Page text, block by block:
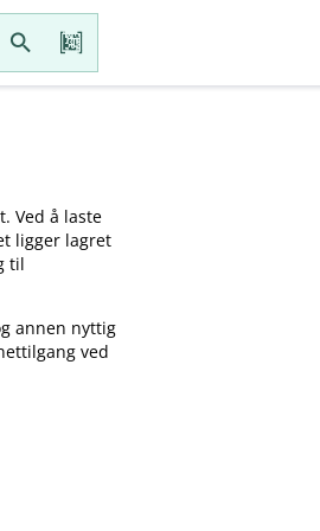
Ved å laste
ligger lagret
til
annen nyttig
ved